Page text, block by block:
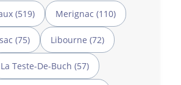
(519) Merignac (110)
(75) Libourne (72)
La Teste-De-Buch (57)